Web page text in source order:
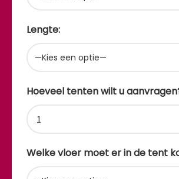
Lengte:
Hoeveel tenten wilt u
Welke vloer moet er in de tent